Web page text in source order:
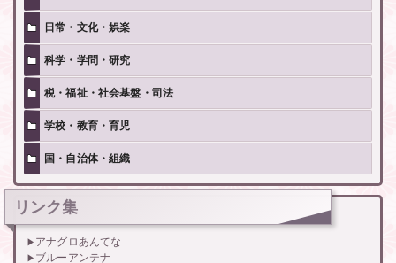
日常・文化・娯楽
科学・学問・研究
税・福祉・社会基盤・司法
学校・教育・育児
国・自治体・組織
リンク集
アナグロあんてな
ブルーアンテナ